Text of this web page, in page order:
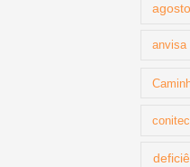
anvisa
conitec